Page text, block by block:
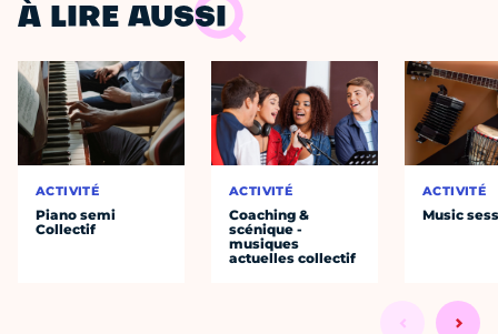
À LIRE AUSSI
ACTIVITÉ
Piano semi
Collectif
ACTIVITÉ
Coaching &
scénique -
musiques
actuelles collectif
ACTIVITÉ
Music